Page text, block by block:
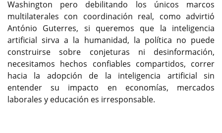
Washington pero debilitando los únicos marcos
multilaterales con coordinación real, como advirtió
António Guterres, si queremos que la inteligencia
artificial sirva a la humanidad, la política no puede
construirse sobre conjeturas ni desinformación,
necesitamos hechos confiables compartidos, correr
hacia la adopción de la inteligencia artificial sin
entender su impacto en economías, mercados
laborales y educación es irresponsable.